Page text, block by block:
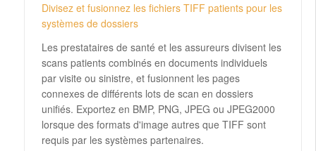
Divisez et fusionnez les fichiers TIFF patients pour les
systèmes de dossiers
Les prestataires de santé et les assureurs divisent les
scans patients combinés en documents individuels
par visite ou sinistre, et fusionnent les pages
connexes de différents lots de scan en dossiers
unifiés. Exportez en BMP, PNG, JPEG ou JPEG2000
lorsque des formats d'image autres que TIFF sont
requis par les systèmes partenaires.